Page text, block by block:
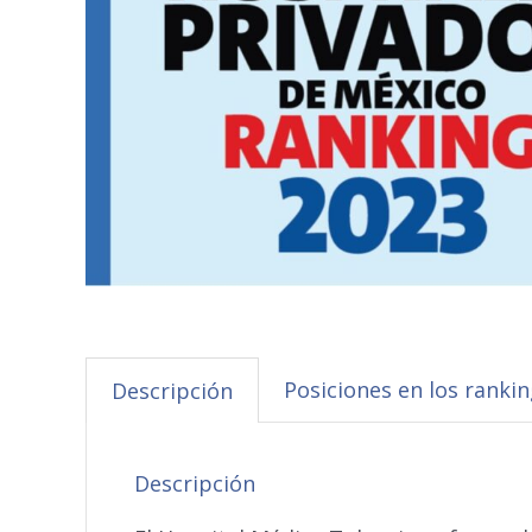
Descripción Posiciones en los
Descripción